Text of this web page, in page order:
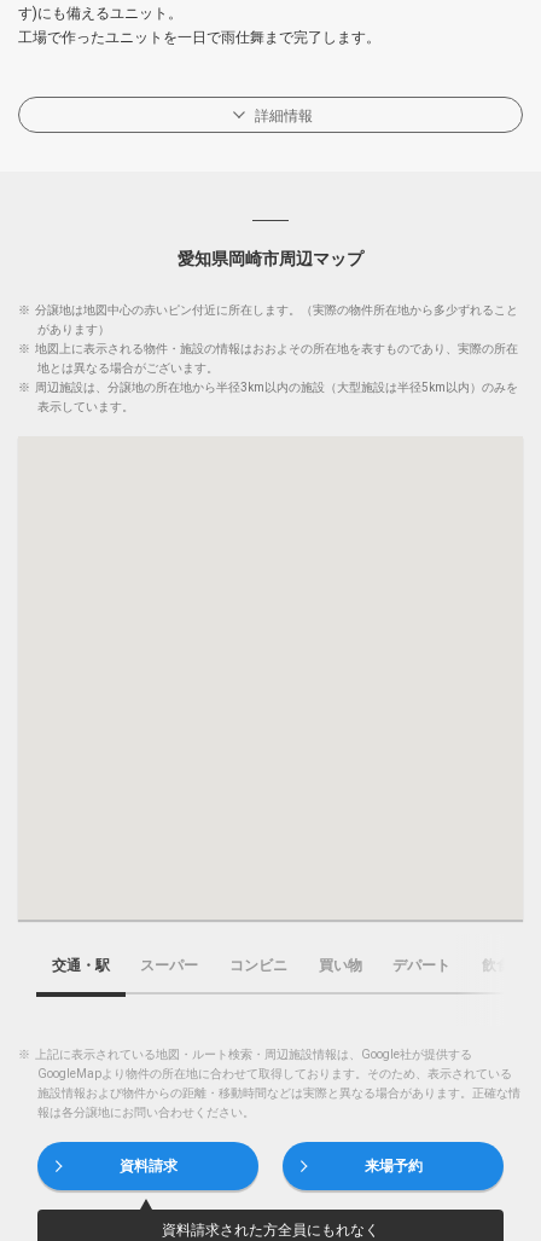
す)にも備えるユニット。
工場で作ったユニットを一日で雨仕舞まで完了します。
詳細情報
愛知県岡崎市周辺マップ
※ 分譲地は地図中心の赤いピン付近に所在します。（実際の物件所在地から多少ずれること
があります）
※ 地図上に表示される物件・施設の情報はおおよその所在地を表すものであり、実際の所在
地とは異なる場合がございます。
※ 周辺施設は、分譲地の所在地から半径3km以内の施設（大型施設は半径5km以内）のみを
表示しています。
交通・駅 スーパー コンビニ 買い物 デパート 飲食店
※
上記に表示されている地図・ルート検索・周辺施設情報は、Google社が提供する
GoogleMapより物件の所在地に合わせて取得しております。そのため、表示されている
施設情報および物件からの距離・移動時間などは実際と異なる場合があります。正確な情
報は各分譲地にお問い合わせください。
資料請求 来場予約
資料請求された方全員にもれなく